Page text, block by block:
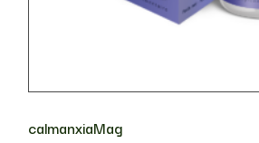
calmanxiaMag